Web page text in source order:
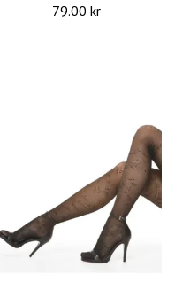
79.00 kr